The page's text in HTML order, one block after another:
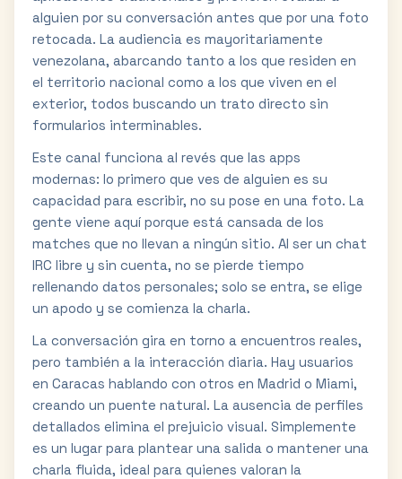
alguien por su conversación antes que por una foto
retocada. La audiencia es mayoritariamente
venezolana, abarcando tanto a los que residen en
el territorio nacional como a los que viven en el
exterior, todos buscando un trato directo sin
formularios interminables.
Este canal funciona al revés que las apps
modernas: lo primero que ves de alguien es su
capacidad para escribir, no su pose en una foto. La
gente viene aquí porque está cansada de los
matches que no llevan a ningún sitio. Al ser un chat
IRC libre y sin cuenta, no se pierde tiempo
rellenando datos personales; solo se entra, se elige
un apodo y se comienza la charla.
La conversación gira en torno a encuentros reales,
pero también a la interacción diaria. Hay usuarios
en Caracas hablando con otros en Madrid o Miami,
creando un puente natural. La ausencia de perfiles
detallados elimina el prejuicio visual. Simplemente
es un lugar para plantear una salida o mantener una
charla fluida, ideal para quienes valoran la